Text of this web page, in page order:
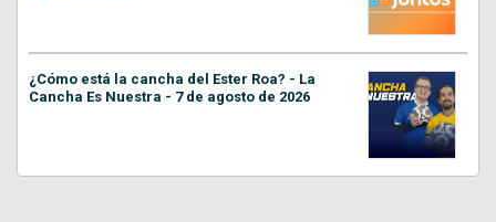
¿Cómo está la cancha del Ester Roa? - La
Cancha Es Nuestra - 7 de agosto de 2026